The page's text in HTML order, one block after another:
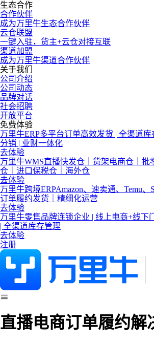
生态合作
合作伙伴
成为万里牛生态合作伙伴
云仓联盟
一键入驻，货主+云仓对接互联
渠道加盟
成为万里牛渠道合作伙伴
关于我们
公司介绍
公司动态
品牌对话
社会招聘
开放平台
免费体验
万里牛ERP多平台订单高效发货 | 全渠道
分销 | 业财一体化
去体验
万里牛WMS直播快发仓｜货架电商仓｜批
仓｜进口保税仓｜海外仓
去体验
万里牛跨境ERPAmazon、速卖通、Temu、
订单履约发货｜精细化运营
去体验
万里牛零售品牌连锁企业 | 线上电商+线下
| 全渠道库存管理
去体验
注册
直播电商订单履约解